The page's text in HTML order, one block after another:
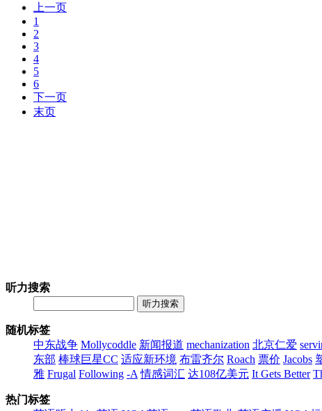
上一页
1
2
3
4
5
6
下一页
末页
听力搜索
听力搜索
随机标签
中东战争 Mollycoddle 新闻报道 mechanization 北京仁爱
东部 棒球巨星CC 适应新环境 布雷齐尔 Roach 票价 Jacobs
雅 Frugal Following -A 情感词汇 达108亿美元 It Gets Better
热门标签